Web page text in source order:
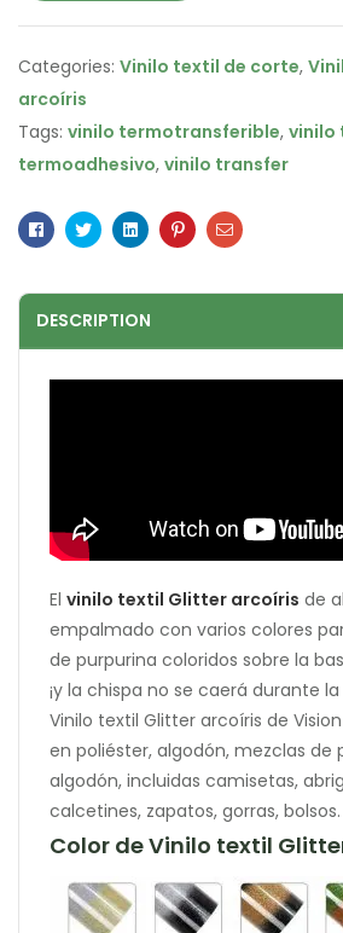
Categories: Vinilo textil de corte,
arcoíris
Tags: vinilo termotransferible, vinilo
termoadhesivo, vinilo transfer
Facebook
TwitterLinkedinPinterestEmail
DESCRIPTION
El vinilo textil Glitter arcoíris de
empalmado con varios colores
de purpurina coloridos sobre la
¡y la chispa no se caerá durante
Vinilo textil Glitter arcoíris de
en poliéster, algodón, mezclas de
algodón, incluidas camisetas,
calcetines, zapatos, gorras, bolsos.
Color de Vinilo textil